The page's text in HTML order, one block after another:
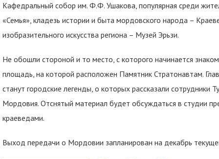
Кафедральный собор им. Ф.Ф. Ушакова, популярная среди
«Семья», кладезь истории и быта мордовского народа –
изобразительного искусства региона – Музей Эрьзи.
Не обошли стороной и то место, с которого начинается
площадь, на которой расположен Памятник Стратонавтам.
станут городские легенды, о которых рассказали сотрудники
Мордовия. Отснятый материал будет обсуждаться в студии
краеведами.
Выход передачи о Мордовии запланирован на декабрь